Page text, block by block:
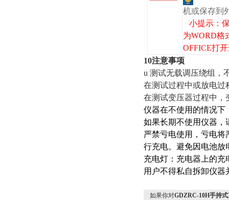
机或保存到
小提示：
为WORD格
OFFICE打
10注意事项
u 测试无载调压绕组，
在测试过程中或放电过
在测试变压器过程中，
仪器在不使用的情况下
如果长期不使用仪器，
严禁亏电使用，亏电
行充电。避免因电池放
充电灯：充电器上的充
用户不得私自拆卸仪器
如果你对GDZRC-10H手持